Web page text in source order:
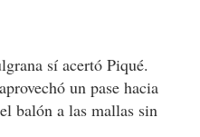
sí acertó Piqué.
un pase hacia
balón a las mallas sin